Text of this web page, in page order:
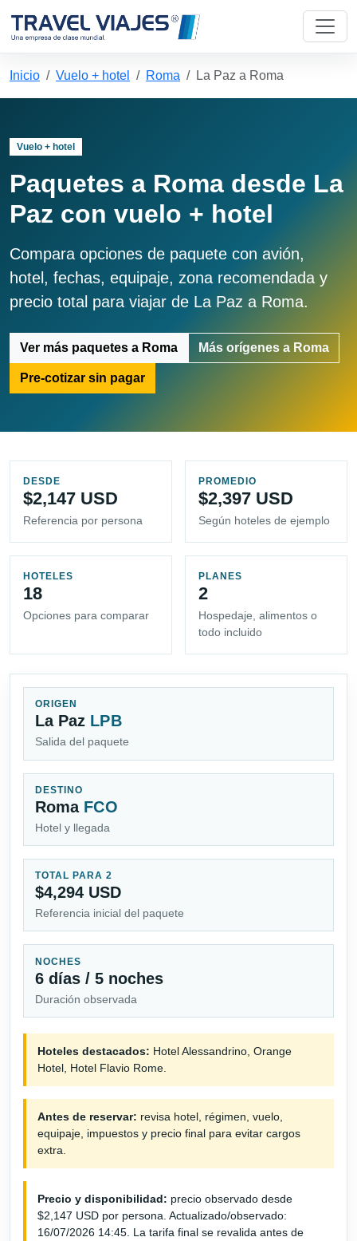
Inicio Vuelo + hotel Roma La Paz a Roma
Vuelo + hotel
Paquetes a Roma desde La
Paz con vuelo + hotel
Compara opciones de paquete con avión,
hotel, fechas, equipaje, zona recomendada y
precio total para viajar de La Paz a Roma.
Ver más paquetes a Roma Más orígenes a Roma
Pre-cotizar sin pagar
DESDE
$2,147 USD
Referencia por persona
PROMEDIO
$2,397 USD
Según hoteles de ejemplo
HOTELES
18
Opciones para comparar
PLANES
2
Hospedaje, alimentos o
todo incluido
ORIGEN
La Paz LPB
Salida del paquete
DESTINO
Roma FCO
Hotel y llegada
TOTAL PARA 2
$4,294 USD
Referencia inicial del paquete
NOCHES
6 días / 5 noches
Duración observada
Hoteles destacados: Hotel Alessandrino, Orange
Hotel, Hotel Flavio Rome.
Antes de reservar: revisa hotel, régimen, vuelo,
equipaje, impuestos y precio final para evitar cargos
extra.
Precio y disponibilidad: precio observado desde
$2,147 USD por persona. Actualizado/observado:
16/07/2026 14:45. La tarifa final se revalida antes de